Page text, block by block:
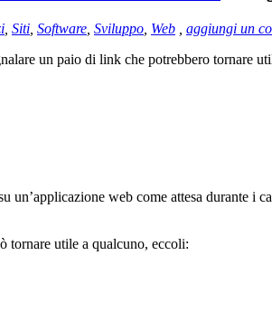
Siti Software Sviluppo Web
aggiungi un
un paio di link che potrebbero tornare
un’applicazione web come attesa durante
tornare utile a qualcuno, eccoli: